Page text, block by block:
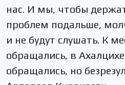
нас. И мы, чтобы
проблем подальше,
и не будут слушать. К
обращались, в
обращались, но